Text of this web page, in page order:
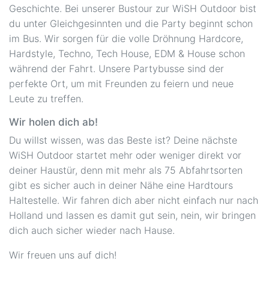
Geschichte. Bei unserer Bustour zur WiSH Outdoor bist
du unter Gleichgesinnten und die Party beginnt schon
im Bus. Wir sorgen für die volle Dröhnung Hardcore,
Hardstyle, Techno, Tech House, EDM & House schon
während der Fahrt. Unsere Partybusse sind der
perfekte Ort, um mit Freunden zu feiern und neue
Leute zu treffen.
Wir holen dich ab!
Du willst wissen, was das Beste ist? Deine nächste
WiSH Outdoor startet mehr oder weniger direkt vor
deiner Haustür, denn mit mehr als 75 Abfahrtsorten
gibt es sicher auch in deiner Nähe eine Hardtours
Haltestelle. Wir fahren dich aber nicht einfach nur nach
Holland und lassen es damit gut sein, nein, wir bringen
dich auch sicher wieder nach Hause.
Wir freuen uns auf dich!